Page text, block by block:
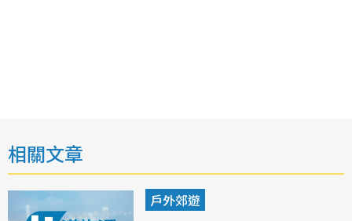
相關文章
戶外郊遊